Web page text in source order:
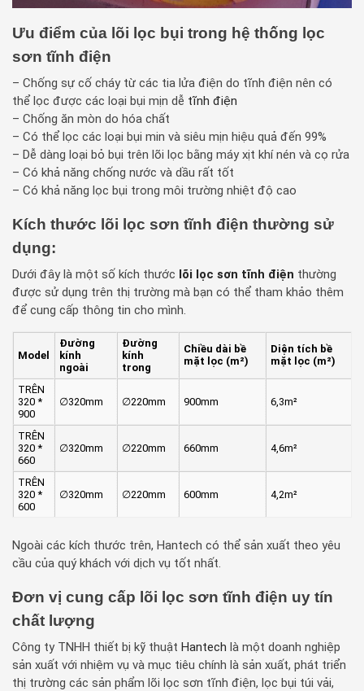
Ưu điểm của lõi lọc bụi trong hệ thống lọc
sơn tĩnh điện
– Chống sự cố cháy từ các tia lửa điện do tĩnh điện nên có
thể lọc được các loại bụi mịn dễ tĩnh điện
– Chống ăn mòn do hóa chất
– Có thể lọc các loại bụi min và siêu mịn hiệu quả đến 99%
– Dễ dàng loại bỏ bụi trên lõi lọc bằng máy xịt khí nén và cọ rửa
– Có khả năng chống nước và dầu rất tốt
– Có khả năng lọc bụi trong môi trường nhiệt độ cao
Kích thước lõi lọc sơn tĩnh điện thường sử
dụng:
Dưới đây là một số kích thước lõi lọc sơn tĩnh điện thường
được sử dụng trên thị trường mà bạn có thể tham khảo thêm
để cung cấp thông tin cho mình.
Model
Đường
kính
ngoài
Đường
kính
trong
Chiều dài bề
mặt lọc (m²)
Diện tích bề
mặt lọc (m²)
TRÊN
320 *
900
∅320mm ∅220mm 900mm 6,3m²
TRÊN
320 *
660
∅320mm ∅220mm 660mm 4,6m²
TRÊN
320 *
600
∅320mm ∅220mm 600mm 4,2m²
Ngoài các kích thước trên, Hantech có thể sản xuất theo yêu
cầu của quý khách với dịch vụ tốt nhất.
Đơn vị cung cấp lõi lọc sơn tĩnh điện uy tín
chất lượng
Công ty TNHH thiết bị kỹ thuật Hantech là một doanh nghiệp
sản xuất với nhiệm vụ và mục tiêu chính là sản xuất, phát triển
thị trường các sản phẩm lõi lọc sơn tĩnh điện, lọc bụi túi vải,